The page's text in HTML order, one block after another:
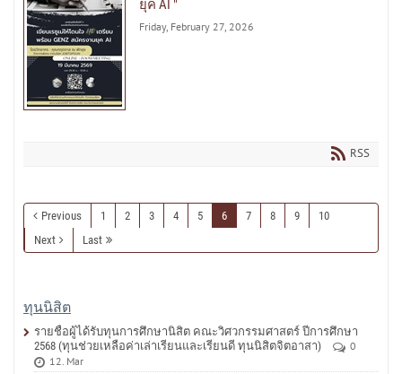
ยุค AI "
Friday, February 27, 2026
RSS
Previous 1 2 3 4 5 6 7 8 9
10
Next
Last
ทุนนิสิต
รายชื่อผู้ได้รับทุนการศึกษานิสิต คณะวิศวกรรมศาสตร์ ปีการศึกษา
2568 (ทุนช่วยเหลือค่าเล่าเรียนและเรียนดี ทุนนิสิตจิตอาสา)
0
12. Mar